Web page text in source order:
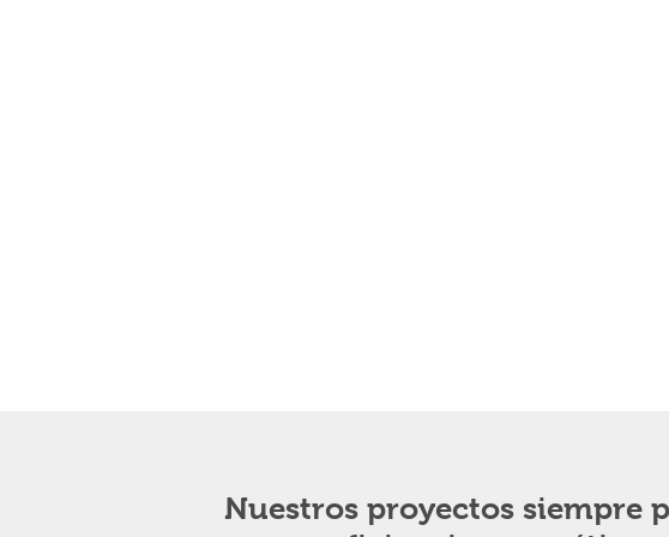
Nuestros proyectos siempre